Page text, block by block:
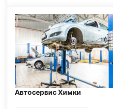
Автосервис Химки